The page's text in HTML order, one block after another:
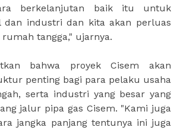
berkelanjutan baik itu untuk
dan industri dan kita akan perluas
tangga," ujarnya.
bahwa proyek Cisem akan
penting bagi para pelaku usaha
serta industri yang besar yang
jalur pipa gas Cisem. "Kami juga
jangka panjang tentunya ini juga